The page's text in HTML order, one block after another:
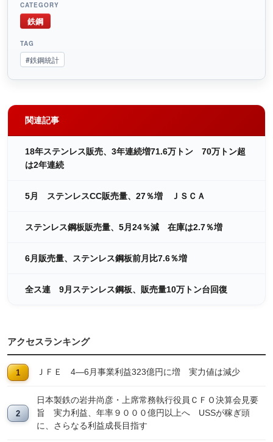
CATEGORY
鉄鋼
TAG
#鉄鋼統計
関連記事
18年ステンレス販売、3年連続増71.6万トン 70万トン超
は2年連続
5月 ステンレスCC販売量、27％増 ＪＳＣＡ
ステンレス鋼板販売量、5月24％減 在庫は2.7％増
6月販売量、ステンレス鋼板前月比7.6％増
全ス連 9月ステンレス鋼板、販売量10万トン台回復
アクセスランキング
ＪＦＥ 4―6月事業利益323億円に増 実力値は減少
日本製鉄の岩井尚彦・上席常務執行役員ＣＦＯ決算会見要
旨 実力利益、年率９０００億円以上へ USSが稼ぎ頭
に、さらなる利益成長目指す